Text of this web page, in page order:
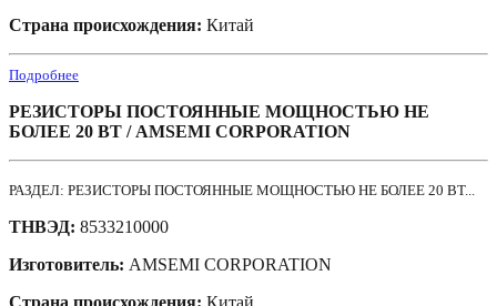
Страна происхождения: Китай
Подробнее
РЕЗИСТОРЫ ПОСТОЯННЫЕ МОЩНОСТЬЮ НЕ
БОЛЕЕ 20 ВТ / AMSEMI CORPORATION
РАЗДЕЛ: РЕЗИСТОРЫ ПОСТОЯННЫЕ МОЩНОСТЬЮ НЕ БОЛЕЕ 20 ВТ...
ТНВЭД: 8533210000
Изготовитель: AMSEMI CORPORATION